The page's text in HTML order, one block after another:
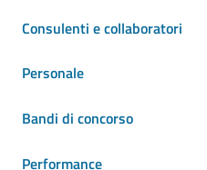
Consulenti e collaboratori
Personale
Bandi di concorso
Performance